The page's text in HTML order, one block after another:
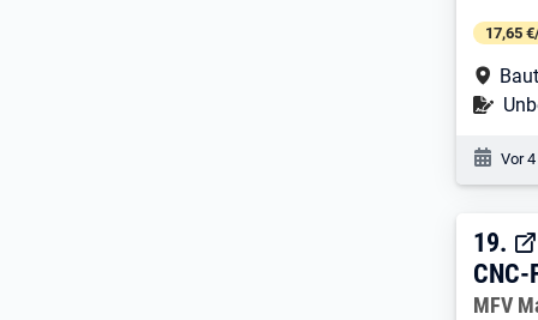
17,65
Vor
19.
19.
MFV